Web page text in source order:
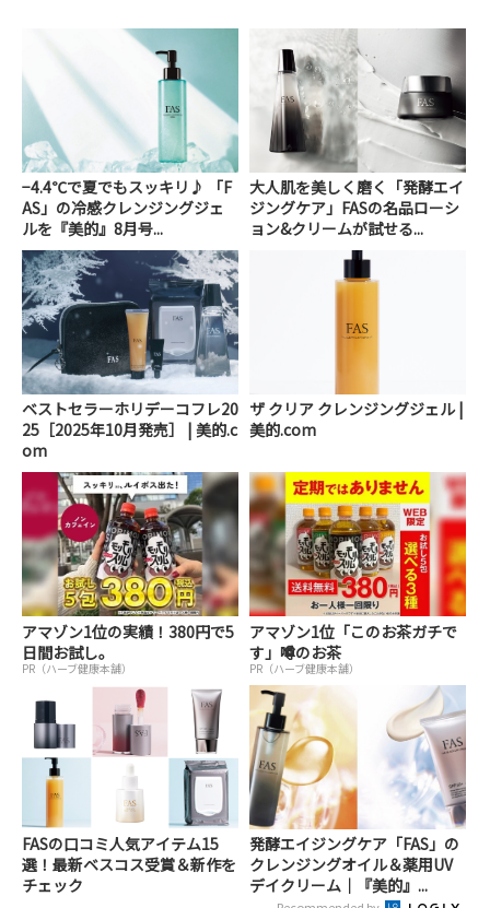
−4.4℃で夏でもスッキリ♪ 「F
AS」の冷感クレンジングジェ
ルを『美的』8月号...
大人肌を美しく磨く「発酵エイ
ジングケア」FASの名品ローシ
ョン&クリームが試せる...
ベストセラーホリデーコフレ20
25［2025年10月発売］ | 美的.c
om
ザ クリア クレンジングジェル |
美的.com
アマゾン1位の実績！380円で5
日間お試し。
PR（ハーブ健康本舗）
アマゾン1位「このお茶ガチで
す」噂のお茶
PR（ハーブ健康本舗）
FASの口コミ人気アイテム15
選！最新ベスコス受賞＆新作を
チェック
発酵エイジングケア「FAS」の
クレンジングオイル＆薬用UV
デイクリーム｜『美的』...